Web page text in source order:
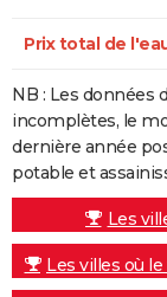
Prix total de
NB : Les données
incomplètes, le
dernière année
potable et
Les
Les villes où